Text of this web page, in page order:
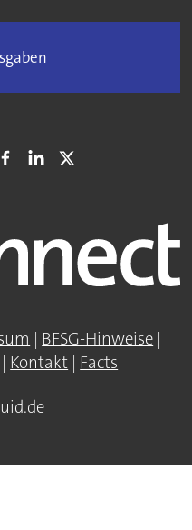
| BFSG-Hinweise |
| Kontakt | Facts